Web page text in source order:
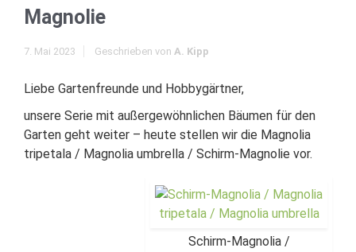
Magnolie
7. Mai 2023 Geschrieben von A. Kipp
Liebe Gartenfreunde und Hobbygärtner,
unsere Serie mit außergewöhnlichen Bäumen für den
Garten geht weiter – heute stellen wir die Magnolia
tripetala / Magnolia umbrella / Schirm-Magnolie vor.
Schirm-Magnolia /